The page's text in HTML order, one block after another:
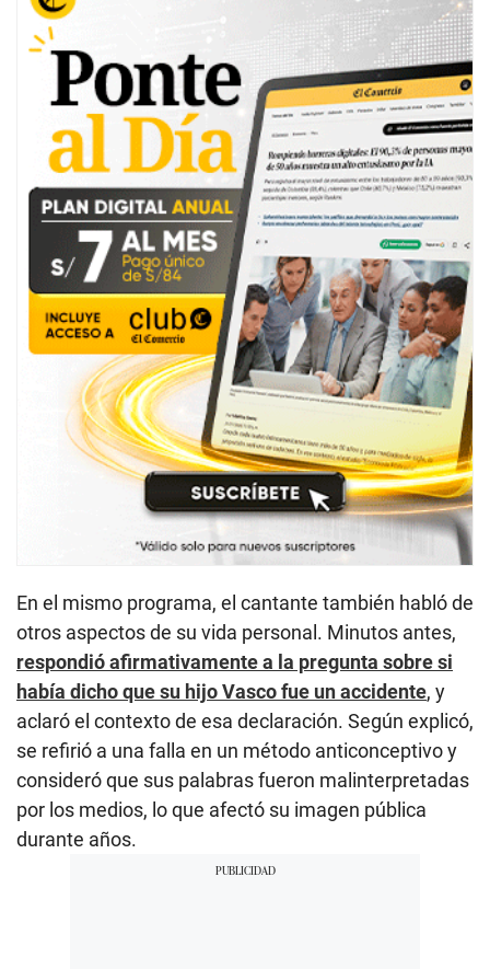
En el mismo programa, el cantante también habló de
otros aspectos de su vida personal. Minutos antes,
respondió afirmativamente a la pregunta sobre si
había dicho que su hijo Vasco fue un accidente, y
aclaró el contexto de esa declaración. Según explicó,
se refirió a una falla en un método anticonceptivo y
consideró que sus palabras fueron malinterpretadas
por los medios, lo que afectó su imagen pública
durante años.